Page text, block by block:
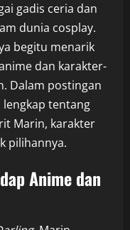
gadis ceria dan
dunia cosplay.
begitu menarik
dan karakter-
Dalam postingan
lengkap tentang
Marin, karakter
pilihannya.
Anime dan